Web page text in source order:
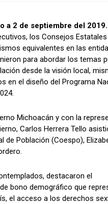
a 2 de septiembre del
los Consejos Estatales
equivalentes en las
para abordar los temas
desde la visión local,
en el diseño del Programa
Michoacán y con la
Carlos Herrera Tello
de Población (Coespo),
destacaron el
bono demográfico que
el acceso a los derechos